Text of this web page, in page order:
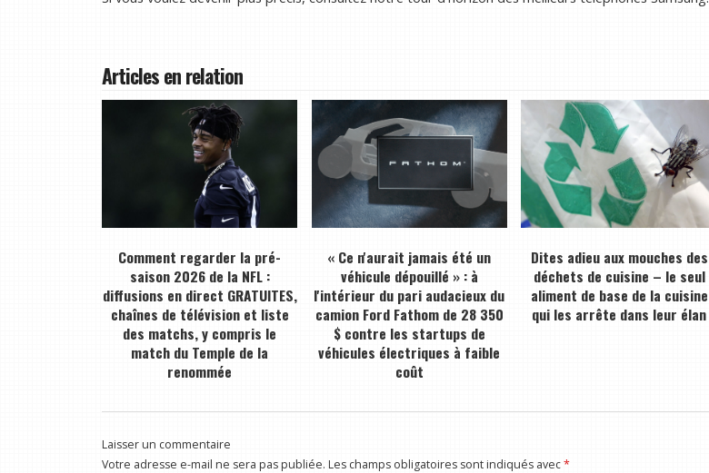
Articles en relation
Comment regarder la pré-
saison 2026 de la NFL :
diffusions en direct GRATUITES,
chaînes de télévision et liste
des matchs, y compris le
match du Temple de la
renommée
« Ce n'aurait jamais été un
véhicule dépouillé » : à
l'intérieur du pari audacieux du
camion Ford Fathom de 28 350
$ contre les startups de
véhicules électriques à faible
coût
Dites adieu aux mouches des
déchets de cuisine – le seul
aliment de base de la cuisine
qui les arrête dans leur élan
Laisser un commentaire
Votre adresse e-mail ne sera pas publiée. Les champs obligatoires sont indiqués avec*